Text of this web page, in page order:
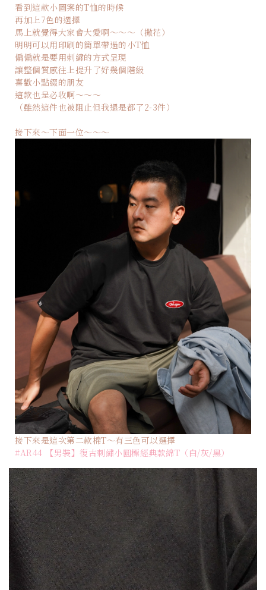
看到這款小圖案的T恤的時候
再加上7色的選擇
馬上就覺得大家會大愛啊～～～（撒花）
明明可以用印刷的簡單帶過的小T恤
偏偏就是要用刺繡的方式呈現
讓整個質感往上提升了好幾個階級
喜歡小點綴的朋友
這款也是必收啊～～～
（雖然這件也被阻止但我還是都了2-3件）
接下來～下面一位～～～
接下來是這次第二款棉T～有三色可以選擇
#AR44 【男裝】復古刺繡小圓標經典款綿T（白/灰/黑）